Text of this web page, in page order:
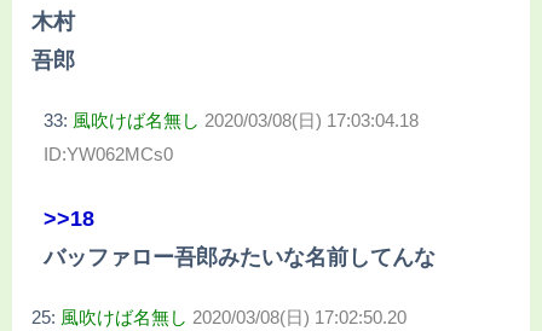
木村
吾郎
33: 風吹けば名無し 2020/03/08(日) 17:03:04.18
ID:YW062MCs0
>>18
バッファロー吾郎みたいな名前してんな
25: 風吹けば名無し 2020/03/08(日) 17:02:50.20